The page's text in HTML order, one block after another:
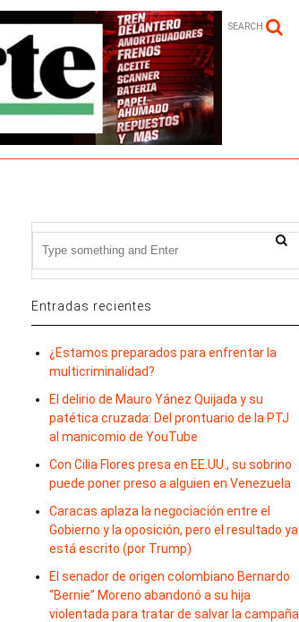
SEARCH
Entradas recientes
¿Estamos preparados para enfrentar la
multicriminalidad?
El delirio de Mauro Yánez Quijada y su
patética cruzada: Del prontuario de la PTJ
al manicomio de YouTube
Con Cilia Flores presa en EE.UU., su sobrino
puede poner preso a alguien en Venezuela
Caracas aplaza la negociación entre el
Gobierno y la oposición, pero el resultado ya
está escrito (por Trump)
El senador de origen colombiano Bernardo
“Bernie” Moreno abandonó a su hija
violentada para tratar de salvar la campaña